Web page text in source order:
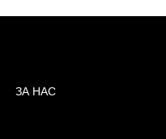
ЗА НАС